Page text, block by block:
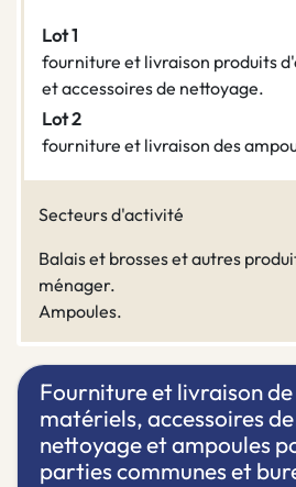
Lot 1
fourniture et livraison produits
et accessoires de nettoyage.
Lot 2
fourniture et livraison des
Secteurs d'activité
Balais et brosses et autres
ménager.
Ampoules.
Fourniture et livraison
matériels, accessoires de
nettoyage et ampoules
parties communes et